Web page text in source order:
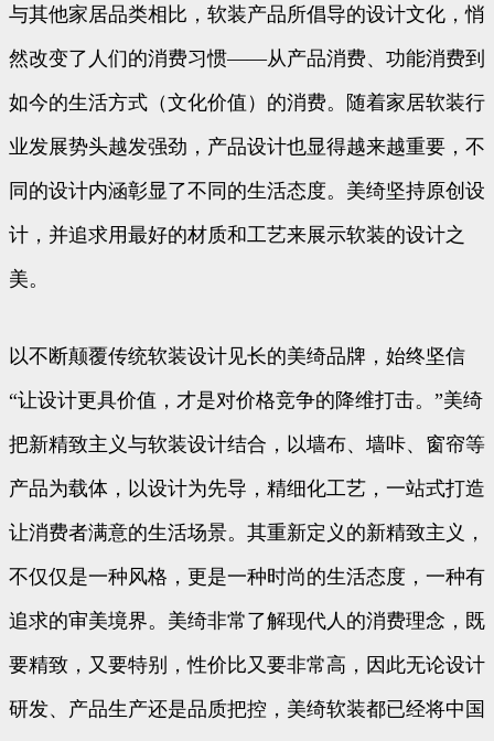
与其他家居品类相比，软装产品所倡导的设计文化，悄
然改变了人们的消费习惯——从产品消费、功能消费到
如今的生活方式（文化价值）的消费。随着家居软装行
业发展势头越发强劲，产品设计也显得越来越重要，不
同的设计内涵彰显了不同的生活态度。美绮坚持原创设
计，并追求用最好的材质和工艺来展示软装的设计之
美。
以不断颠覆传统软装设计见长的美绮品牌，始终坚信
“让设计更具价值，才是对价格竞争的降维打击。”美绮
把新精致主义与软装设计结合，以墙布、墙咔、窗帘等
产品为载体，以设计为先导，精细化工艺，一站式打造
让消费者满意的生活场景。其重新定义的新精致主义，
不仅仅是一种风格，更是一种时尚的生活态度，一种有
追求的审美境界。美绮非常了解现代人的消费理念，既
要精致，又要特别，性价比又要非常高，因此无论设计
研发、产品生产还是品质把控，美绮软装都已经将中国